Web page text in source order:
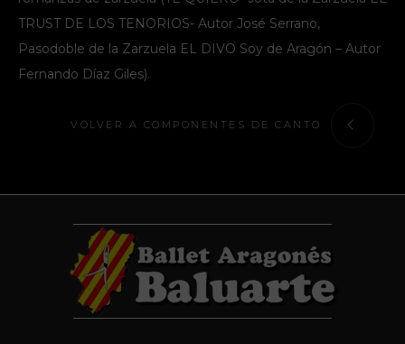
TRUST DE LOS TENORIOS- Autor José Serrano,
Pasodoble de la Zarzuela EL DIVO Soy de Aragón – Autor
Fernando Díaz Giles).
VOLVER A COMPONENTES DE CANTO